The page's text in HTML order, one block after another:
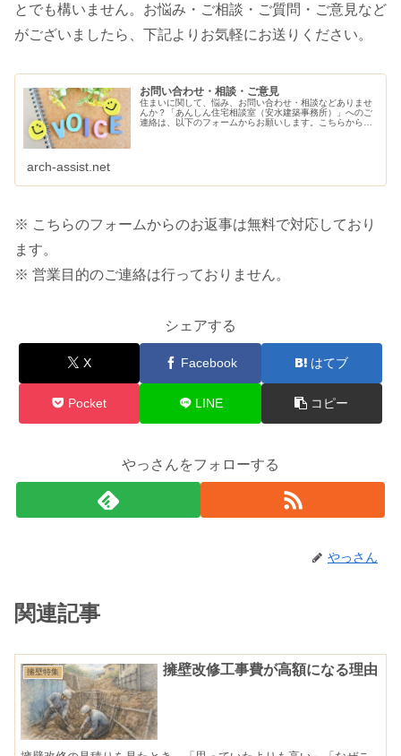
とでも構いません。お悩み・ご相談・ご質問・ご意見など
がございましたら、下記よりお気軽にお送りください。
お問い合わせ・相談・ご意見
住まいに関して、悩み、お問い合わせ・相談などありませ
んか？「あんしん住宅相談室（安水建築事務所）」へのご
連絡は、以下のフォームからお願いします。こちらから、
arch-assist.net
※ こちらのフォームからのお返事は無料で対応しており
ます。
※ 営業目的のご連絡は行っておりません。
シェアする
X Facebook はてブ
Pocket LINE コピー
やっさんをフォローする
やっさん
関連記事
擁壁特集 擁壁改修工事費が高額になる理由